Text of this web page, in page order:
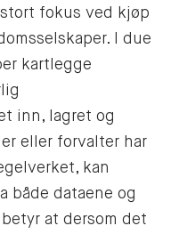
fokus ved kjøp
I due
kartlegge
inn, lagret og
eller forvalter har
kan
både dataene og
at dersom det